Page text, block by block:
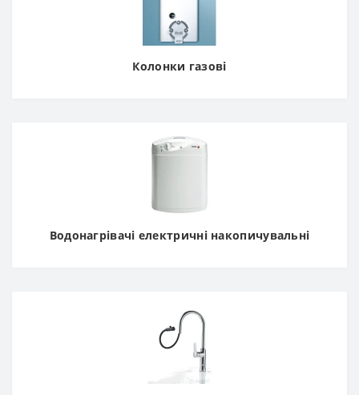
Колонки газові
Водонагрівачі електричні накопичувальні